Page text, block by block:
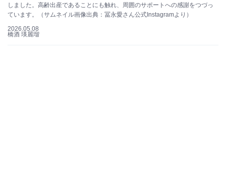
しました。高齢出産であることにも触れ、周囲のサポートへの感謝をつづっ
ています。（サムネイル画像出典：冨永愛さん公式Instagramより）
2026.05.08
橋酒 瑛麗瑠